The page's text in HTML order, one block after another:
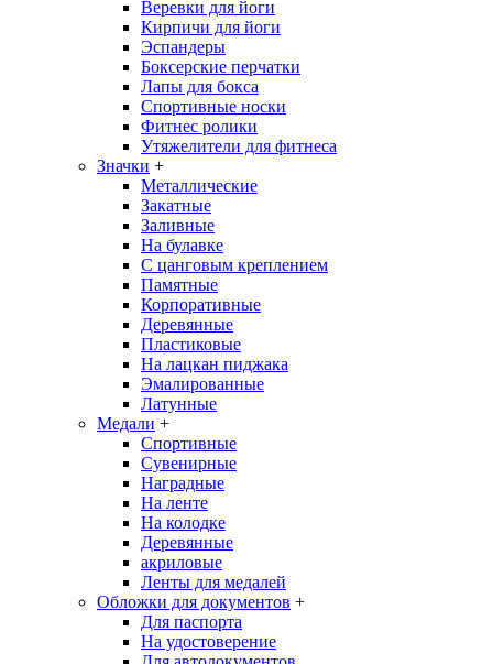
Веревки для йоги
Кирпичи для йоги
Эспандеры
Боксерские перчатки
Лапы для бокса
Спортивные носки
Фитнес ролики
Утяжелители для фитнеса
Значки +
Металлические
Закатные
Заливные
На булавке
С цанговым креплением
Памятные
Корпоративные
Деревянные
Пластиковые
На лацкан пиджака
Эмалированные
Латунные
Медали +
Спортивные
Сувенирные
Наградные
На ленте
На колодке
Деревянные
акриловые
Ленты для медалей
Обложки для документов +
Для паспорта
На удостоверение